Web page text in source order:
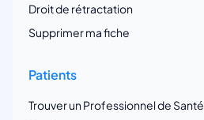
Droit de rétractation
Supprimer ma fiche
Patients
Trouver un Professionnel de Santé